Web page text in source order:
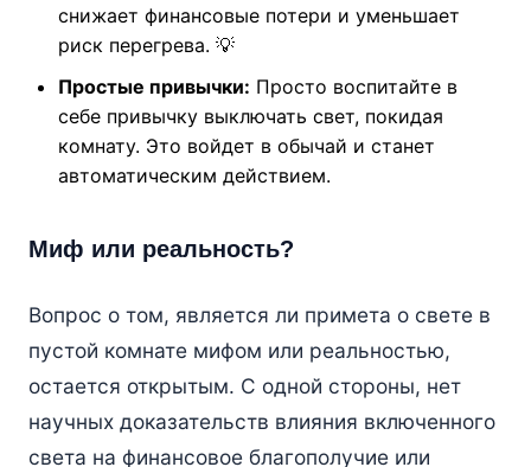
снижает финансовые потери и уменьшает
риск перегрева. 💡
Простые привычки: Просто воспитайте в
себе привычку выключать свет, покидая
комнату. Это войдет в обычай и станет
автоматическим действием.
Миф или реальность?
Вопрос о том, является ли примета о свете в
пустой комнате мифом или реальностью,
остается открытым. С одной стороны, нет
научных доказательств влияния включенного
света на финансовое благополучие или